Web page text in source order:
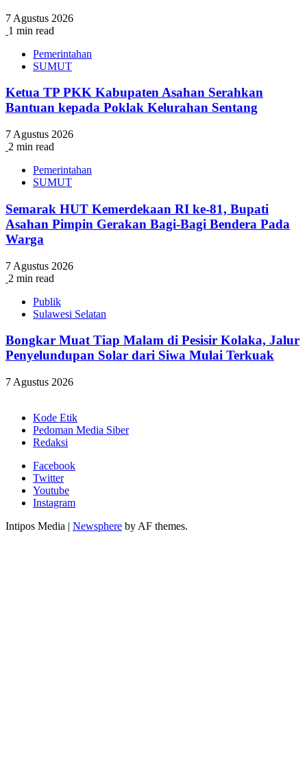
7 Agustus 2026
1 min read
Pemerintahan
SUMUT
Ketua TP PKK Kabupaten Asahan Serahkan
Bantuan kepada Poklak Kelurahan Sentang
7 Agustus 2026
2 min read
Pemerintahan
SUMUT
Semarak HUT Kemerdekaan RI ke-81, Bupati
Asahan Pimpin Gerakan Bagi-Bagi Bendera Pada
Warga
7 Agustus 2026
2 min read
Publik
Sulawesi Selatan
Bongkar Muat Tiap Malam di Pesisir Kolaka, Jalur
Penyelundupan Solar dari Siwa Mulai Terkuak
7 Agustus 2026
Kode Etik
Pedoman Media Siber
Redaksi
Facebook
Twitter
Youtube
Instagram
Intipos Media | Newsphere by AF themes.